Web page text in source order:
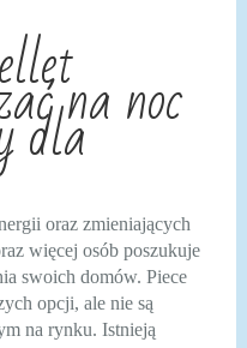
na noc
dla
oraz zmieniających
więcej osób poszukuje
swoich domów. Piece
opcji, ale nie są
na rynku. Istnieją